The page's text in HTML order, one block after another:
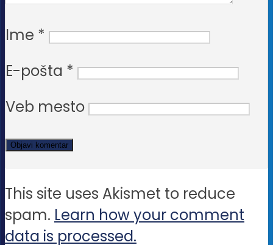
Ime *
E-pošta *
Veb mesto
This site uses Akismet to reduce
spam. Learn how your comment
data is processed.